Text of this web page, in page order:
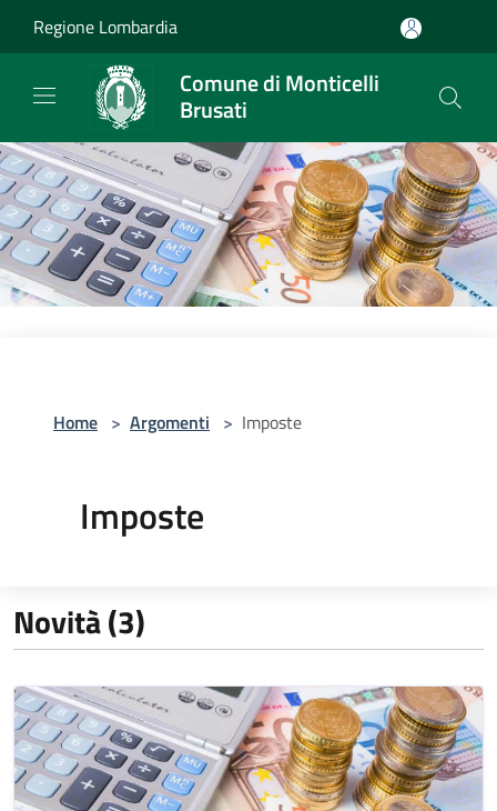
Regione Lombardia
Comune di Monticelli
Brusati
Home > Argomenti > Imposte
Imposte
Novità (3)